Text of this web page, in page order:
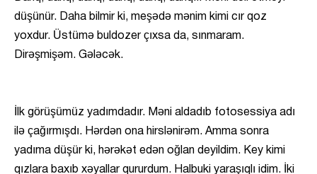
düşünür. Daha bilmir ki, meşədə mənim kimi cır qoz
yoxdur. Üstümə buldozer çıxsa da, sınmaram.
Dirəşmişəm. Gələcək.
İlk görüşümüz yadımdadır. Məni aldadıb fotosessiya adı
ilə çağırmışdı. Hərdən ona hirslənirəm. Amma sonra
yadıma düşür ki, hərəkət edən oğlan deyildim. Key kimi
qızlara baxıb xəyallar qururdum. Halbuki yaraşıqlı idim. İki